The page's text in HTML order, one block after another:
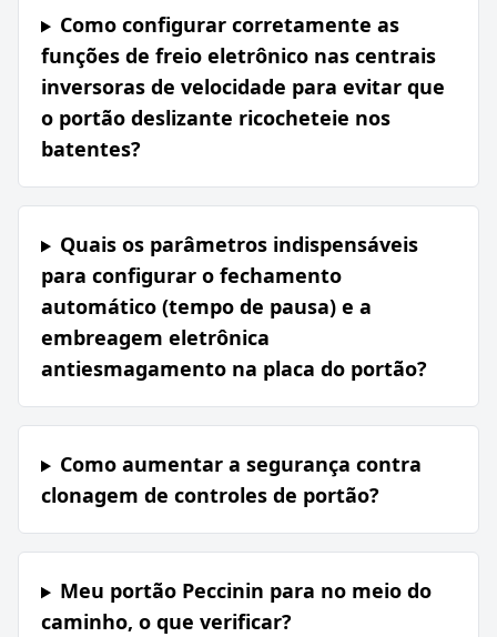
Como configurar corretamente as
funções de freio eletrônico nas centrais
inversoras de velocidade para evitar que
o portão deslizante ricocheteie nos
batentes?
Quais os parâmetros indispensáveis
para configurar o fechamento
automático (tempo de pausa) e a
embreagem eletrônica
antiesmagamento na placa do portão?
Como aumentar a segurança contra
clonagem de controles de portão?
Meu portão Peccinin para no meio do
caminho, o que verificar?